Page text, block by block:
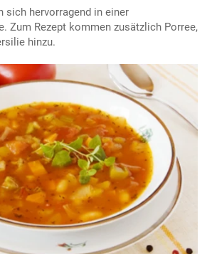
sich hervorragend in einer
Zum Rezept kommen zusätzlich Porree,
hinzu.